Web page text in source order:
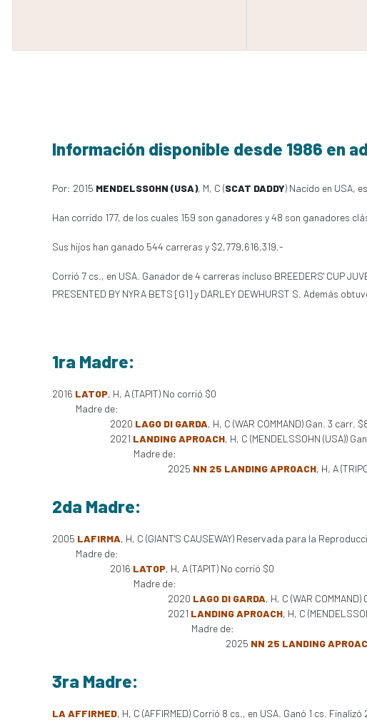
Información disponible desde 1986 en
Por: 2015 MENDELSSOHN (USA), M, C (SCAT DADDY) Nacido en USA,
Han corrido 177, de los cuales 159 son ganadores y 48 son ganadores
Sus hijos han ganado 544 carreras y $2,779,616,319.-
Corrió 7 cs., en USA. Ganador de 4 carreras incluso BREEDERS' CUP
PRESENTED BY NYRA BETS [G1] y DARLEY DEWHURST S. Además
1ra Madre:
2016 LATOP, H, A (TAPIT) No corrió $0
Madre de:
2020 LAGO DI GARDA, H, C (WAR COMMAND) Gan. 3 carr.
2021 LANDING APROACH, H, C (MENDELSSOHN (USA))
Madre de:
2025 NN 25 LANDING APROACH, H, A
2da Madre:
2005 LAFIRMA, H, C (GIANT'S CAUSEWAY) Reservada para la
Madre de:
2016 LATOP, H, A (TAPIT) No corrió $0
Madre de:
2020 LAGO DI GARDA, H, C (WAR
2021 LANDING APROACH, H, C
Madre de:
2025 NN 25 LANDING
3ra Madre:
LA AFFIRMED, H, C (AFFIRMED) Corrió 8 cs., en USA. Ganó 1 cs.